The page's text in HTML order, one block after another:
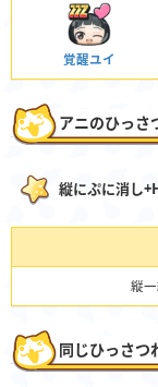
覚醒ユイ
アニのひっさ
縦にぷに消し
縦
同じひっさつ